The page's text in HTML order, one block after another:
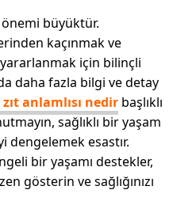
önemi büyüktür.
kaçınmak ve
için bilinçli
daha fazla bilgi ve detay
anlamlısı nedir başlıklı
sağlıklı bir yaşam
dengelemek esastır.
bir yaşamı destekler,
gösterin ve sağlığınızı